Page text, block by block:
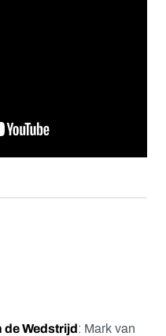
de Wedstrijd: Mark van